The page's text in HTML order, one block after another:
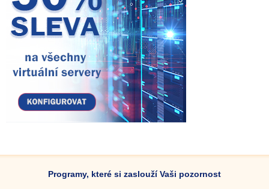
Programy, které si zaslouží Vaši pozornost